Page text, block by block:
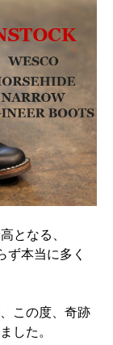
となる、
ず本当に多く
この度、奇跡
した。